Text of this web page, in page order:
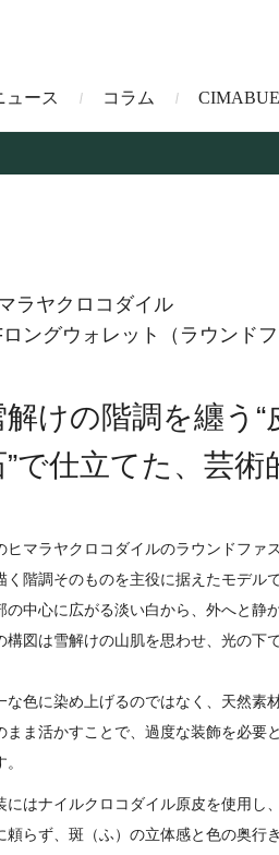
ク・リュック ショ
布 ミニ
ルダー その
サベル
グレン
テレンス
ュース コラム
ラヤクロコダイル
ングウォレット（ラウンドフ
解けの階調を纏う“
”で仕立てた、芸術
ヒマラヤクロコダイルのラウンドファ
く階調そのものを主役に据えたモデルで
の中心に広がる淡い白から、外へと静
構図は雪解けの山肌を思わせ、光の下
な色に染め上げるのではなく、天然素
まま活かすことで、過度な装飾を必要
。
にはナイルクロコダイル原皮を使用し
頼らず、斑（ふ）の立体感と色の奥行